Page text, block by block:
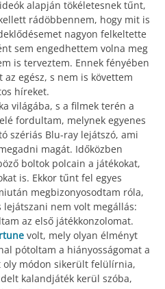
alapján tökéletesnek tűnt,
rádöbbennem, hogy mit is
nagyon felkeltette
sem engedhettem volna meg
is terveztem. Ennek fényében
egész, s nem is követtem
híreket.
világába, s a filmek terén a
fordultam, melynek egyenes
szériás Blu-ray lejátszó, ami
magát. Időközben
boltok polcain a játékokat,
is. Ekkor tűnt fel egyes
megbizonyosodtam róla,
lejátszani nem volt megállás:
az első játékkonzolomat.
volt, mely olyan élményt
pótoltam a hiányosságomat a
oly módon sikerült felülírnia,
kalandjáték kerül szóba,